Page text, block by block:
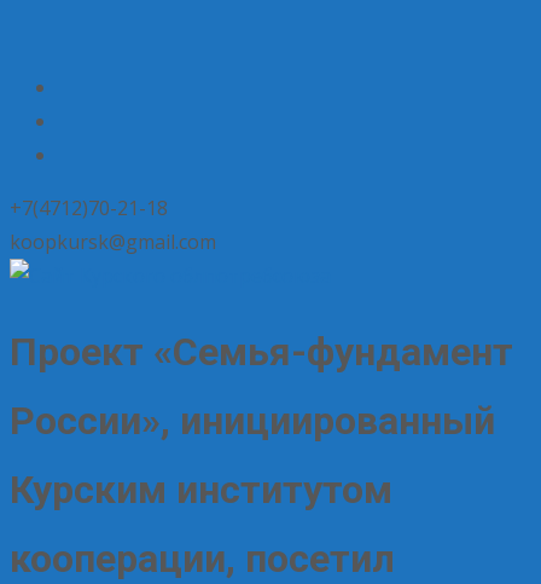
+7(4712)70-21-18
koopkursk@gmail.com
Проект «Семья-фундамент
России», инициированный
Курским институтом
кооперации, посетил